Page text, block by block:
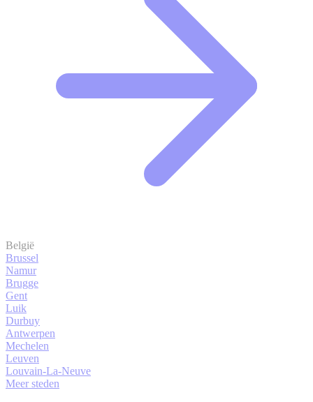
België
Brussel
Namur
Brugge
Gent
Luik
Durbuy
Antwerpen
Mechelen
Leuven
Louvain-La-Neuve
Meer steden